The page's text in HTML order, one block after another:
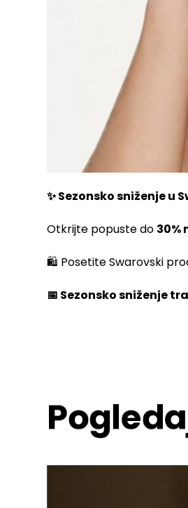
✨ Sezonsko sniženje u
Otkrijte popuste do 30%
🛍️ Posetite Swarovski
📅 Sezonsko sniženje